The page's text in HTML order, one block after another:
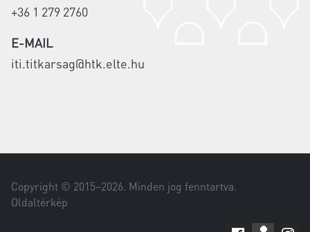
+36 1 279 2760
E-MAIL
iti.titkarsag@htk.elte.hu
Copyright © 2015–2026. Minden jog fenntartva.
Oldaltérkép